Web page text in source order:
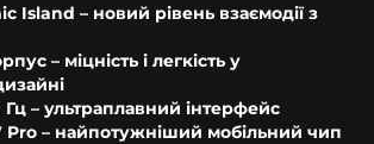
Island – новий рівень взаємодії з
– міцність і легкість у
– ультраплавний інтерфейс
Pro – найпотужніший мобільний чип